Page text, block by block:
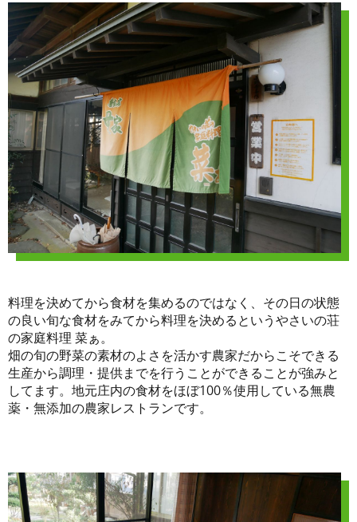
料理を決めてから食材を集めるのではなく、その日の状態
の良い旬な食材をみてから料理を決めるというやさいの荘
の家庭料理 菜ぁ。
畑の旬の野菜の素材のよさを活かす農家だからこそできる
生産から調理・提供までを行うことができることが強みと
してます。地元庄内の食材をほぼ100％使用している無農
薬・無添加の農家レストランです。